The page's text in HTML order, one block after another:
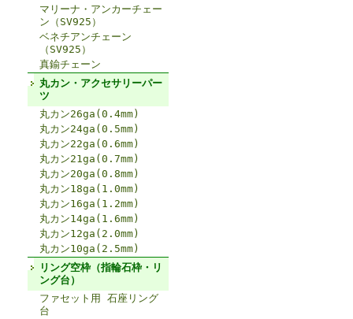
マリーナ・アンカーチェー
ン（SV925）
ベネチアンチェーン
（SV925）
真鍮チェーン
丸カン・アクセサリーパー
ツ
丸カン26ga(0.4mm)
丸カン24ga(0.5mm)
丸カン22ga(0.6mm)
丸カン21ga(0.7mm)
丸カン20ga(0.8mm)
丸カン18ga(1.0mm)
丸カン16ga(1.2mm)
丸カン14ga(1.6mm)
丸カン12ga(2.0mm)
丸カン10ga(2.5mm)
リング空枠（指輪石枠・リ
ング台）
ファセット用 石座リング
台